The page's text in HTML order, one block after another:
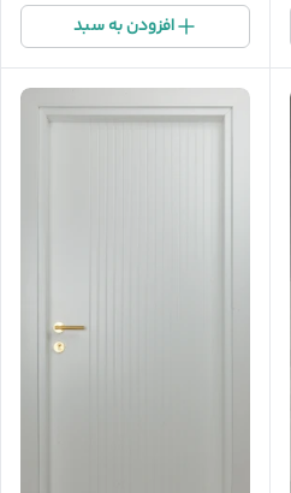
افزودن به سبد